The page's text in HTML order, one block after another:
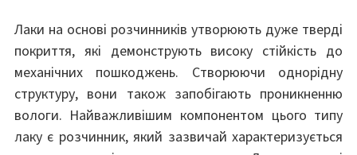
Лаки на основі розчинників утворюють дуже тверді
покриття, які демонструють високу стійкість до
механічних пошкоджень. Створюючи однорідну
структуру, вони також запобігають проникненню
вологи. Найважливішим компонентом цього типу
лаку є розчинник, який зазвичай характеризується